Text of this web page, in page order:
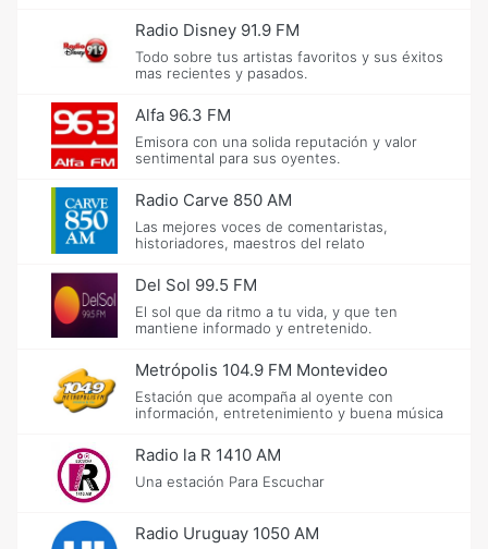
Radio Disney 91.9 FM
Todo sobre tus artistas favoritos y sus éxitos
mas recientes y pasados.
Alfa 96.3 FM
Emisora con una solida reputación y valor
sentimental para sus oyentes.
Radio Carve 850 AM
Las mejores voces de comentaristas,
historiadores, maestros del relato
Del Sol 99.5 FM
El sol que da ritmo a tu vida, y que ten
mantiene informado y entretenido.
Metrópolis 104.9 FM Montevideo
Estación que acompaña al oyente con
información, entretenimiento y buena música
Radio la R 1410 AM
Una estación Para Escuchar
Radio Uruguay 1050 AM